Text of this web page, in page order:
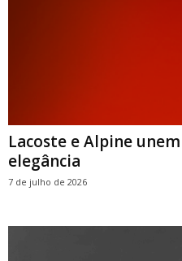
Lacoste e Alpine
elegância
7 de julho de 2026